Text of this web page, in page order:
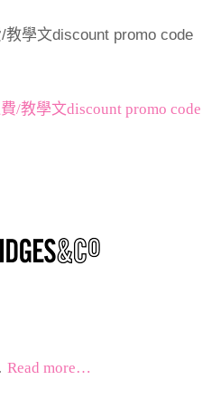
學文discount promo code
/教學文discount promo code
Read more…